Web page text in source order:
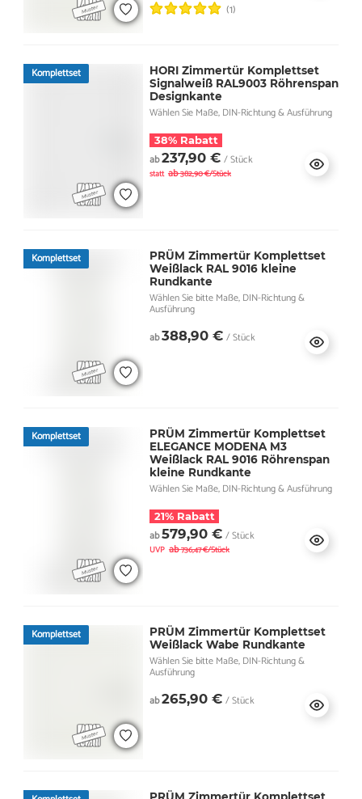
(1)
Komplettset
HORI Zimmertür Komplettset
Signalweiß RAL9003 Röhrenspan
Designkante
Wählen Sie Maße, DIN-Richtung & Ausführung
38% Rabatt
ab237,90 € / Stück
statt ab382,90 €/Stück
Komplettset
PRÜM Zimmertür Komplettset
Weißlack RAL 9016 kleine
Rundkante
Wählen Sie bitte Maße, DIN-Richtung &
Ausführung
ab388,90 € / Stück
Komplettset
PRÜM Zimmertür Komplettset
ELEGANCE MODENA M3
Weißlack RAL 9016 Röhrenspan
kleine Rundkante
Wählen Sie Maße, DIN-Richtung & Ausführung
21% Rabatt
ab579,90 € / Stück
UVP ab736,47 €/Stück
Komplettset
PRÜM Zimmertür Komplettset
Weißlack Wabe Rundkante
Wählen Sie bitte Maße, DIN-Richtung &
Ausführung
ab265,90 € / Stück